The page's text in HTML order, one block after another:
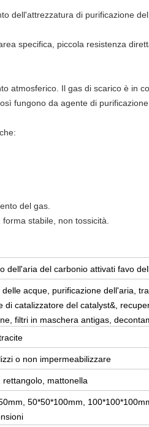
dell'attrezzatura di purificazione
specifica, piccola resistenza
atmosferico. Il gas di scarico è in
fungono da agente di purificazione.
del gas.
stabile, non tossicità.
dell'aria del carbonio attivati favo
acque, purificazione dell'aria,
di catalizzatore del catalyst&,
filtri in maschera antigas,
contro l'inquinamento
o non impermeabilizzare
rettangolo, mattonella
50*50*100mm,